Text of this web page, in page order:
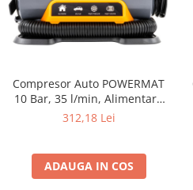
Pistol de Lipit
Polizoare
Prelungitoare
Protectia muncii
Slefuitoare
Compresor Auto POWERMAT
10 Bar, 35 l/min, Alimentare
230V/12V, Ecran LCD,
312,18 Lei
ADAUGA IN COS